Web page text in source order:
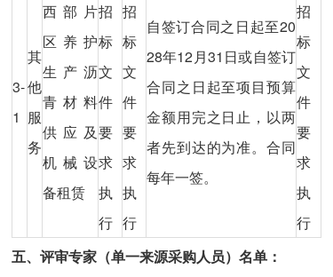
3-
1
其
他
服
务
西部片
区养护
生产沥
青材料
供应及
机械设
备租赁
招
标
文
件
要
求
执
行
招
标
文
件
要
求
执
行
自签订合同之日起至20
28年12月31日或自签订
合同之日起至项目预算
金额用完之日止，以两
者先到达的为准。合同
每年一签。
招
标
文
件
要
求
执
行
五、评审专家（单一来源采购人员）名单：